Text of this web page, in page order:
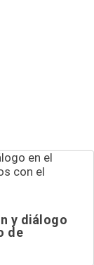
y diálogo
de